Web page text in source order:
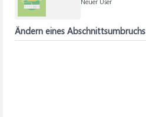
Ändern eines Abschnittsumbruchs